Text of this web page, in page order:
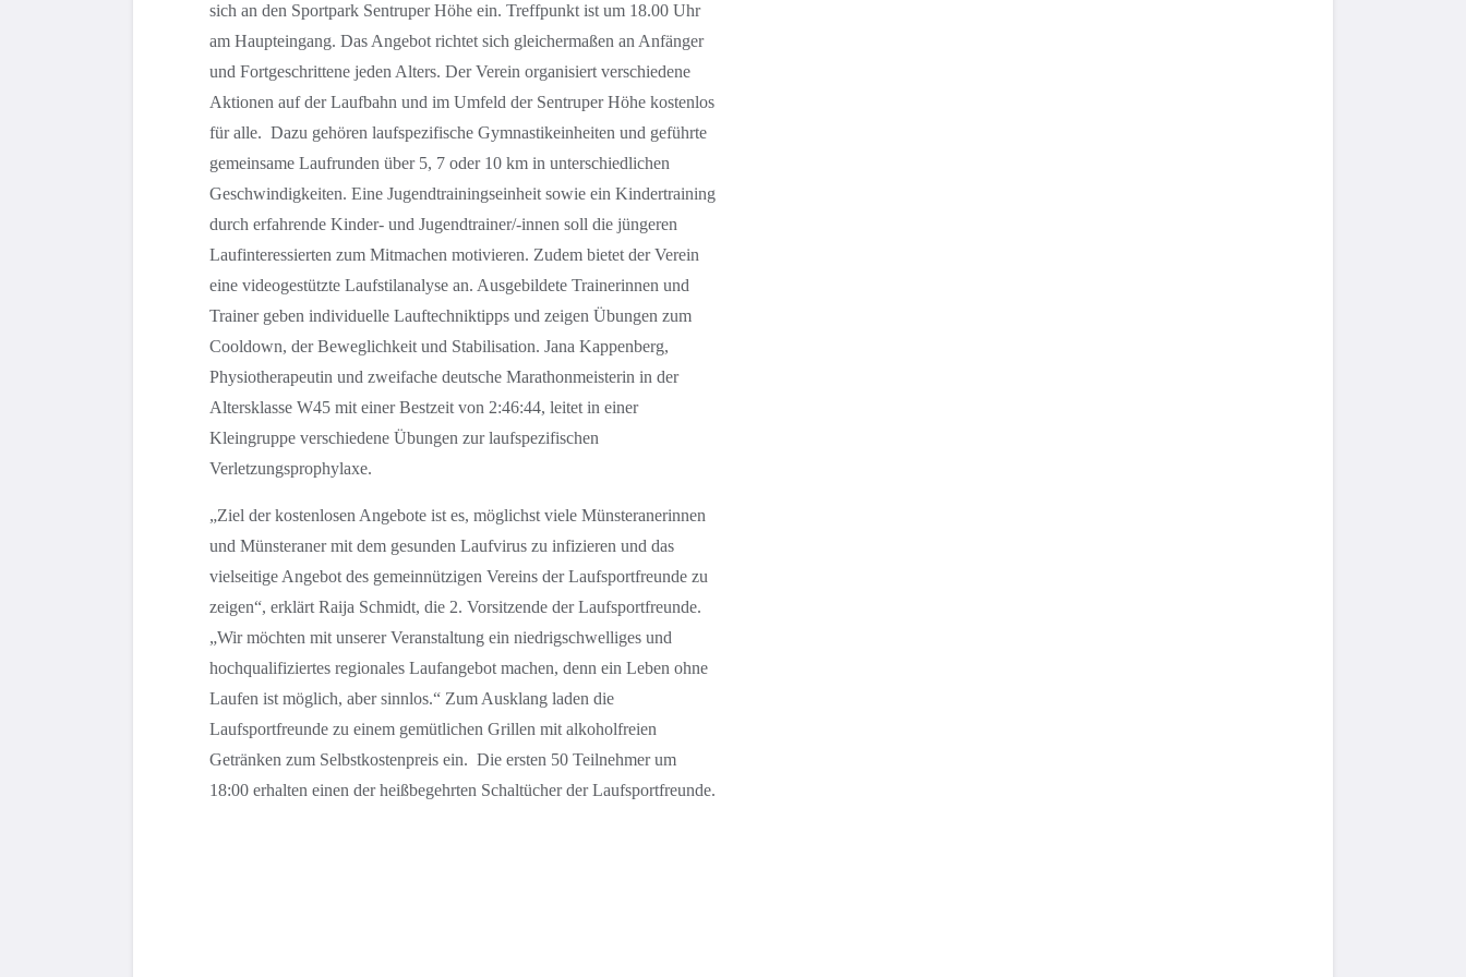
sich an den Sportpark Sentruper Höhe ein. Treffpunkt ist um 18.00 Uhr
am Haupteingang. Das Angebot richtet sich gleichermaßen an Anfänger
und Fortgeschrittene jeden Alters. Der Verein organisiert verschiedene
Aktionen auf der Laufbahn und im Umfeld der Sentruper Höhe kostenlos
für alle. Dazu gehören laufspezifische Gymnastikeinheiten und geführte
gemeinsame Laufrunden über 5, 7 oder 10 km in unterschiedlichen
Geschwindigkeiten. Eine Jugendtrainingseinheit sowie ein Kindertraining
durch erfahrende Kinder- und Jugendtrainer/-innen soll die jüngeren
Laufinteressierten zum Mitmachen motivieren. Zudem bietet der Verein
eine videogestützte Laufstilanalyse an. Ausgebildete Trainerinnen und
Trainer geben individuelle Lauftechniktipps und zeigen Übungen zum
Cooldown, der Beweglichkeit und Stabilisation. Jana Kappenberg,
Physiotherapeutin und zweifache deutsche Marathonmeisterin in der
Altersklasse W45 mit einer Bestzeit von 2:46:44, leitet in einer
Kleingruppe verschiedene Übungen zur laufspezifischen
Verletzungsprophylaxe.
„Ziel der kostenlosen Angebote ist es, möglichst viele Münsteranerinnen
und Münsteraner mit dem gesunden Laufvirus zu infizieren und das
vielseitige Angebot des gemeinnützigen Vereins der Laufsportfreunde zu
zeigen“, erklärt Raija Schmidt, die 2. Vorsitzende der Laufsportfreunde.
„Wir möchten mit unserer Veranstaltung ein niedrigschwelliges und
hochqualifiziertes regionales Laufangebot machen, denn ein Leben ohne
Laufen ist möglich, aber sinnlos.“ Zum Ausklang laden die
Laufsportfreunde zu einem gemütlichen Grillen mit alkoholfreien
Getränken zum Selbstkostenpreis ein. Die ersten 50 Teilnehmer um
18:00 erhalten einen der heißbegehrten Schaltücher der Laufsportfreunde.